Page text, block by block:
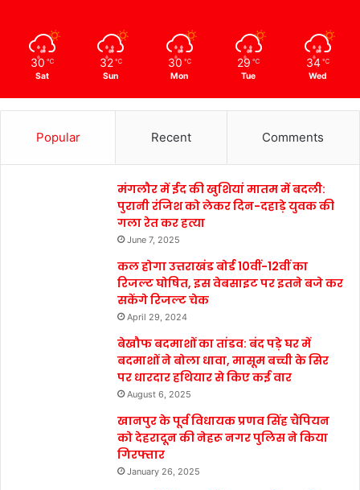
30 ℃
Sat
32 ℃
Sun
30 ℃
Mon
29 ℃
Tue
34 ℃
Wed
Popular Recent Comments
मंगलौर में ईद की खुशियां मातम में बदली:
पुरानी रंजिश को लेकर दिन-दहाड़े युवक की
गला रेत कर हत्या
June 7, 2025
कल होगा उत्तराखंड बोर्ड 10वीं-12वीं का
रिजल्ट घोषित, इस वेबसाइट पर इतने बजे कर
सकेंगे रिजल्ट चेक
April 29, 2024
बेखौफ बदमाशों का तांडव: बंद पड़े घर में
बदमाशों ने बोला धावा, मासूम बच्ची के सिर
पर धारदार हथियार से किए कई वार
August 6, 2025
खानपुर के पूर्व विधायक प्रणव सिंह चैंपियन
को देहरादून की नेहरू नगर पुलिस ने किया
गिरफ्तार
January 26, 2025